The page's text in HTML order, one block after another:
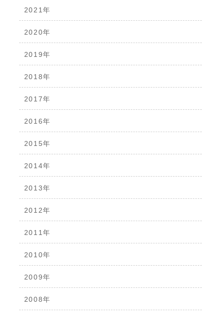
2021年
2020年
2019年
2018年
2017年
2016年
2015年
2014年
2013年
2012年
2011年
2010年
2009年
2008年